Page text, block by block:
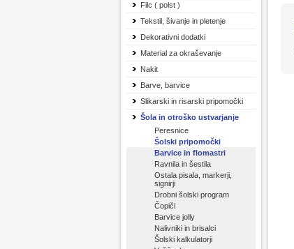
Filc ( polst )
Tekstil, šivanje in pletenje
Dekorativni dodatki
Material za okraševanje
Nakit
Barve, barvice
Slikarski in risarski pripomočki
Šola in otroško ustvarjanje
Peresnice
Šolski pripomočki
Barvice in flomastri
Ravnila in šestila
Ostala pisala, markerji,
signirji
Drobni šolski program
Čopiči
Barvice jolly
Nalivniki in brisalci
Šolski kalkulatorji